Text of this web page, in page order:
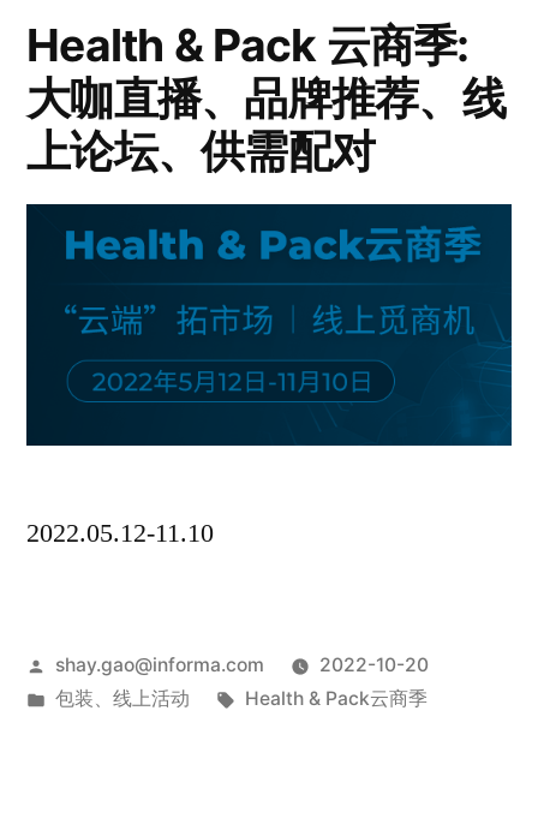
Health & Pack 云商季:
大咖直播、品牌推荐、线
上论坛、供需配对
2022.05.12-11.10
shay.gao@informa.com
2022-10-20
包装
线上活动 Health & Pack云商季